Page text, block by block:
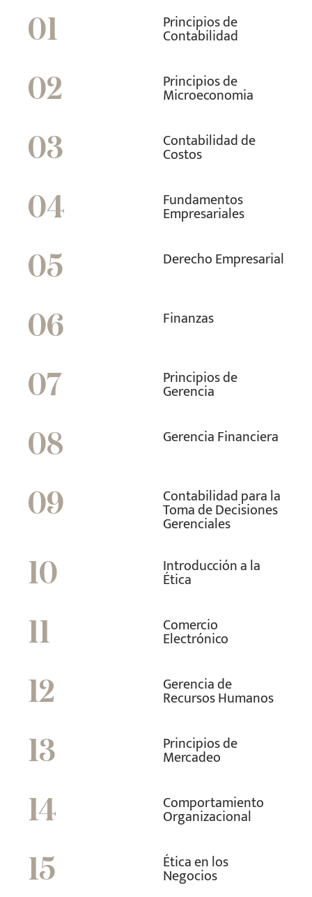
01 Principios de
Contabilidad
02 Principios de
Microeconomia
03 Contabilidad de
Costos
04 Fundamentos
Empresariales
05 Derecho Empresarial
06 Finanzas
07 Principios de
Gerencia
08 Gerencia Financiera
09 Contabilidad para la
Toma de Decisiones
Gerenciales
10 Introducción a la
Ética
11 Comercio
Electrónico
12 Gerencia de
Recursos Humanos
13 Principios de
Mercadeo
14 Comportamiento
Organizacional
15 Ética en los
Negocios